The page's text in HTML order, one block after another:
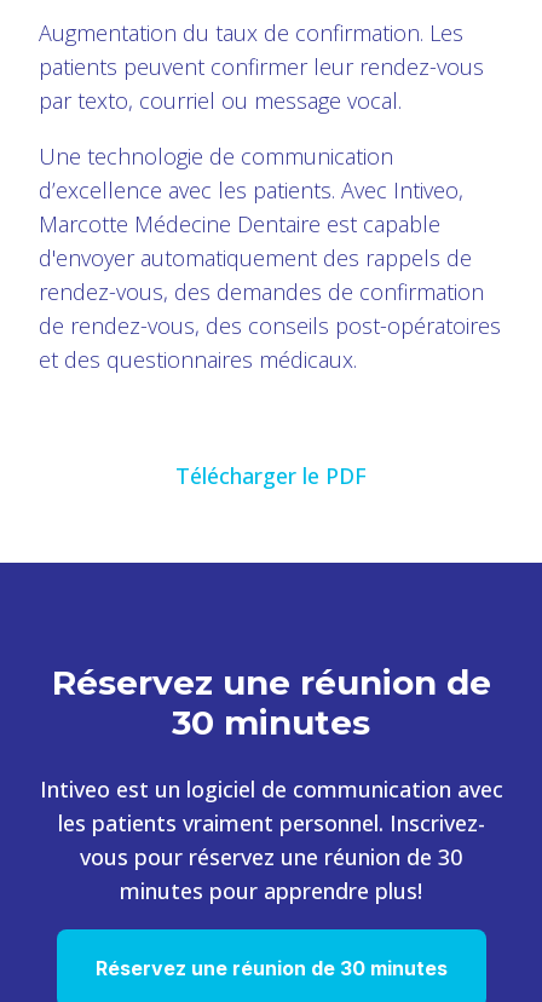
Augmentation du taux de confirmation. Les
patients peuvent confirmer leur rendez-vous
par texto, courriel ou message vocal.
Une technologie de communication
d’excellence avec les patients. Avec Intiveo,
Marcotte Médecine Dentaire est capable
d'envoyer automatiquement des rappels de
rendez-vous, des demandes de confirmation
de rendez-vous, des conseils post-opératoires
et des questionnaires médicaux.
Télécharger le PDF
Réservez une réunion de
30 minutes
Intiveo est un logiciel de communication avec
les patients vraiment personnel. Inscrivez-
vous pour réservez une réunion de 30
minutes pour apprendre plus!
Réservez une réunion de 30 minutes